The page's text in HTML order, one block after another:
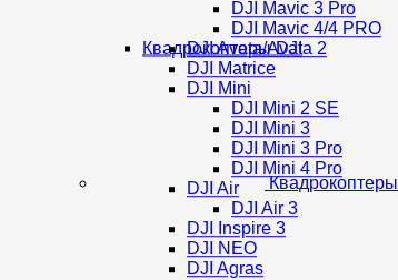
Квадрокоптеры
Квадрокоптеры DJI
DJI Mavic 3 Pro
DJI Mavic 4/4 PRO
DJI Avata/Avata 2
DJI Matrice
DJI Mini
DJI Mini 2 SE
DJI Mini 3
DJI Mini 3 Pro
DJI Mini 4 Pro
DJI Air
DJI Air 3
DJI Inspire 3
DJI NEO
DJI Agras